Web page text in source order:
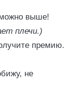
выше!
плечи.)
премию.
не